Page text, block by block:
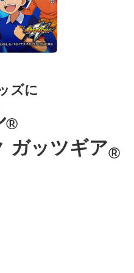
ズに
®
ガッツギア®